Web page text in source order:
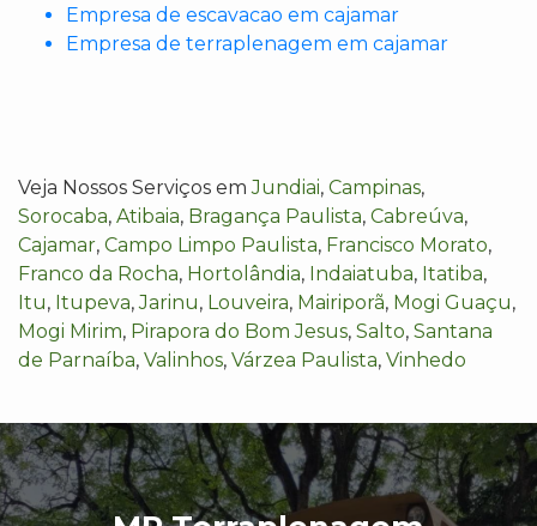
Empresa de escavacao em cajamar
Empresa de terraplenagem em cajamar
Veja Nossos Serviços emJundiai, Campinas,
Sorocaba, Atibaia, Bragança Paulista, Cabreúva,
Cajamar, Campo Limpo Paulista, Francisco Morato,
Franco da Rocha, Hortolândia, Indaiatuba, Itatiba,
Itu, Itupeva,Jarinu, Louveira, Mairiporã, Mogi Guaçu,
Mogi Mirim, Pirapora do Bom Jesus, Salto, Santana
de Parnaíba, Valinhos, Várzea Paulista, Vinhedo